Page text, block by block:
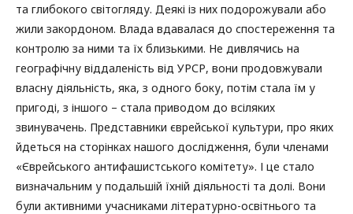
та глибокого світогляду. Деякі із них подорожували або
жили закордоном. Влада вдавалася до спостереження та
контролю за ними та їх близькими. Не дивлячись на
географічну віддаленість від УРСР, вони продовжували
власну діяльність, яка, з одного боку, потім стала їм у
пригоді, з іншого – стала приводом до всіляких
звинувачень. Представники єврейської культури, про яких
йдеться на сторінках нашого дослідження, були членами
«Єврейського антифашистського комітету». І це стало
визначальним у подальшій їхній діяльності та долі. Вони
були активними учасниками літературно-освітнього та